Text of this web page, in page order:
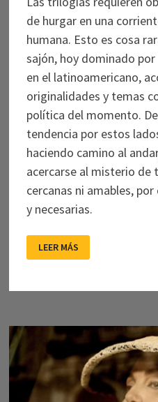
de hurgar en una
humana. Esto es cosa
sajón, hoy dominado
en el latinoamericano,
originalidades y temas
política del momento.
tendencia por estos
haciendo camino al
acercarse al misterio de
cercanas ni amables,
y necesarias.
MUJERES
SACRIFICADAS
LEER MÁS